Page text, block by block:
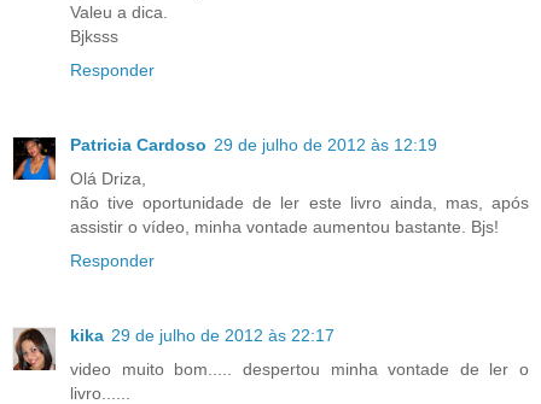
Valeu a dica.
Bjksss
Responder
Patricia Cardoso 29 de julho de 2012 às 12:19
Olá Driza,
não tive oportunidade de ler este livro ainda, mas, após
assistir o vídeo, minha vontade aumentou bastante. Bjs!
Responder
kika 29 de julho de 2012 às 22:17
video muito bom..... despertou minha vontade de ler o
livro......